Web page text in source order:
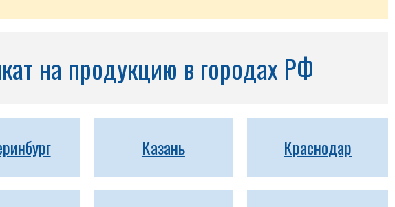
на продукцию в городах РФ
Казань Краснодар